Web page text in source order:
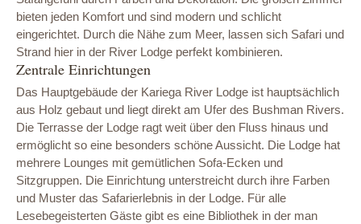
bieten jeden Komfort und sind modern und schlicht
eingerichtet. Durch die Nähe zum Meer, lassen sich Safari und
Strand hier in der River Lodge perfekt kombinieren.
Zentrale Einrichtungen
Das Hauptgebäude der Kariega River Lodge ist hauptsächlich
aus Holz gebaut und liegt direkt am Ufer des Bushman Rivers.
Die Terrasse der Lodge ragt weit über den Fluss hinaus und
ermöglicht so eine besonders schöne Aussicht. Die Lodge hat
mehrere Lounges mit gemütlichen Sofa-Ecken und
Sitzgruppen. Die Einrichtung unterstreicht durch ihre Farben
und Muster das Safarierlebnis in der Lodge. Für alle
Lesebegeisterten Gäste gibt es eine Bibliothek in der man